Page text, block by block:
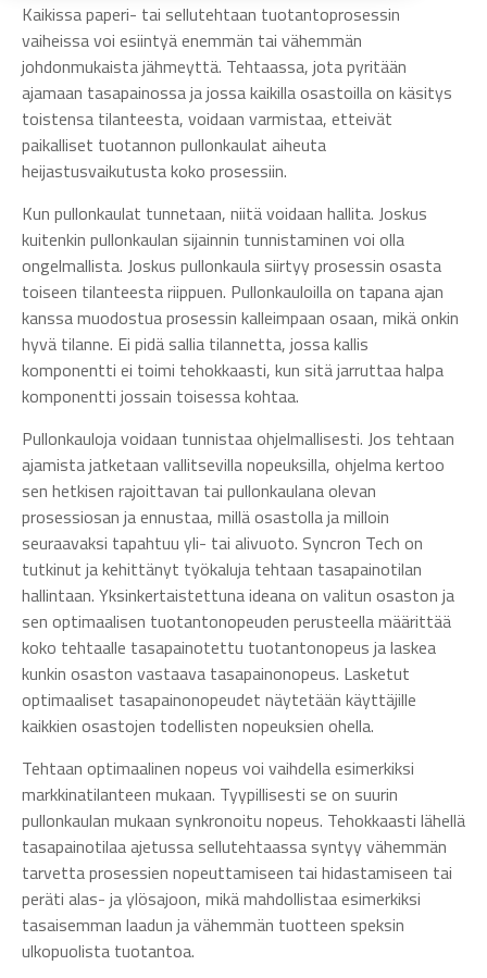
Kaikissa paperi- tai sellutehtaan tuotantoprosessin
vaiheissa voi esiintyä enemmän tai vähemmän
johdonmukaista jähmeyttä. Tehtaassa, jota pyritään
ajamaan tasapainossa ja jossa kaikilla osastoilla on käsitys
toistensa tilanteesta, voidaan varmistaa, etteivät
paikalliset tuotannon pullonkaulat aiheuta
heijastusvaikutusta koko prosessiin.
Kun pullonkaulat tunnetaan, niitä voidaan hallita. Joskus
kuitenkin pullonkaulan sijainnin tunnistaminen voi olla
ongelmallista. Joskus pullonkaula siirtyy prosessin osasta
toiseen tilanteesta riippuen. Pullonkauloilla on tapana ajan
kanssa muodostua prosessin kalleimpaan osaan, mikä onkin
hyvä tilanne. Ei pidä sallia tilannetta, jossa kallis
komponentti ei toimi tehokkaasti, kun sitä jarruttaa halpa
komponentti jossain toisessa kohtaa.
Pullonkauloja voidaan tunnistaa ohjelmallisesti. Jos tehtaan
ajamista jatketaan vallitsevilla nopeuksilla, ohjelma kertoo
sen hetkisen rajoittavan tai pullonkaulana olevan
prosessiosan ja ennustaa, millä osastolla ja milloin
seuraavaksi tapahtuu yli- tai alivuoto. Syncron Tech on
tutkinut ja kehittänyt työkaluja tehtaan tasapainotilan
hallintaan. Yksinkertaistettuna ideana on valitun osaston ja
sen optimaalisen tuotantonopeuden perusteella määrittää
koko tehtaalle tasapainotettu tuotantonopeus ja laskea
kunkin osaston vastaava tasapainonopeus. Lasketut
optimaaliset tasapainonopeudet näytetään käyttäjille
kaikkien osastojen todellisten nopeuksien ohella.
Tehtaan optimaalinen nopeus voi vaihdella esimerkiksi
markkinatilanteen mukaan. Tyypillisesti se on suurin
pullonkaulan mukaan synkronoitu nopeus. Tehokkaasti lähellä
tasapainotilaa ajetussa sellutehtaassa syntyy vähemmän
tarvetta prosessien nopeuttamiseen tai hidastamiseen tai
peräti alas- ja ylösajoon, mikä mahdollistaa esimerkiksi
tasaisemman laadun ja vähemmän tuotteen speksin
ulkopuolista tuotantoa.